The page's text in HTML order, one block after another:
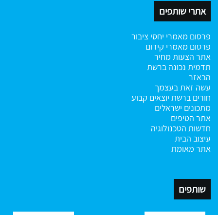
אתרי שותפים
פרסום מאמרי יחסי ציבור
פרסום מאמרי קידום
אתר הצעות מחיר
תדמית נכונה ברשת
הבאזר
עשה זאת בעצמך
חורים ברשת יוצאים קבוע
מתכונים ישראלים
אתר הטיפים
חדשות הטכנולוגיה
עיצוב הבית
אתר מאומת
שותפים